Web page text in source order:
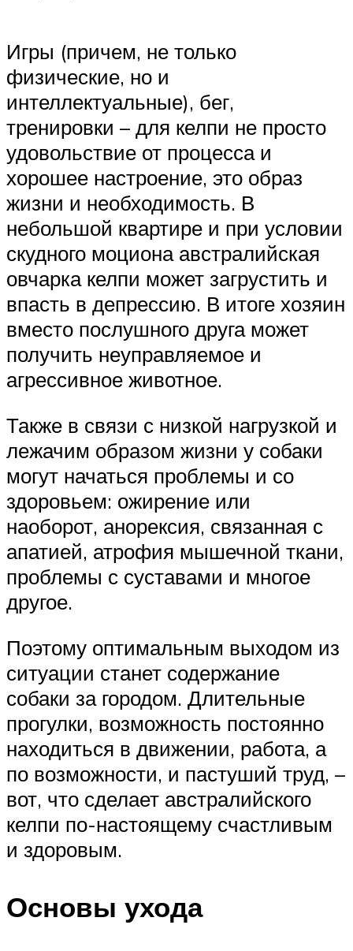
Игры (причем, не только
физические, но и
интеллектуальные), бег,
тренировки – для келпи не просто
удовольствие от процесса и
хорошее настроение, это образ
жизни и необходимость. В
небольшой квартире и при условии
скудного моциона австралийская
овчарка келпи может загрустить и
впасть в депрессию. В итоге хозяин
вместо послушного друга может
получить неуправляемое и
агрессивное животное.
Также в связи с низкой нагрузкой и
лежачим образом жизни у собаки
могут начаться проблемы и со
здоровьем: ожирение или
наоборот, анорексия, связанная с
апатией, атрофия мышечной ткани,
проблемы с суставами и многое
другое.
Поэтому оптимальным выходом из
ситуации станет содержание
собаки за городом. Длительные
прогулки, возможность постоянно
находиться в движении, работа, а
по возможности, и пастуший труд, –
вот, что сделает австралийского
келпи по-настоящему счастливым
и здоровым.
Основы ухода